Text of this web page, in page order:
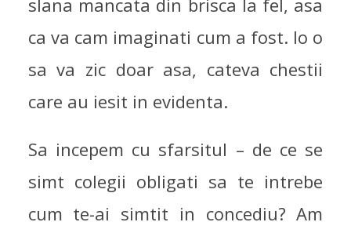
slana mancata din brisca la fel, asa
ca va cam imaginati cum a fost. Io o
sa va zic doar asa, cateva chestii
care au iesit in evidenta.
Sa incepem cu sfarsitul – de ce se
simt colegii obligati sa te intrebe
cum te-ai simtit in concediu? Am